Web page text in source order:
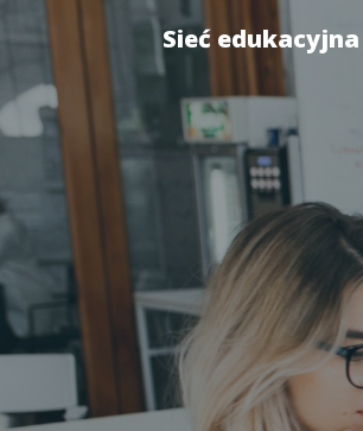
Sieć edukacyjna